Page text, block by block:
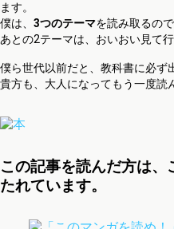
ます。
僕は、 3つのテーマを読み取るので
あとの2テーマは、おいおい見て行
僕ら世代以前だと、教科書に必ず
貴方も、大人になってもう一度読
この記事を読んだ方は
たれています。